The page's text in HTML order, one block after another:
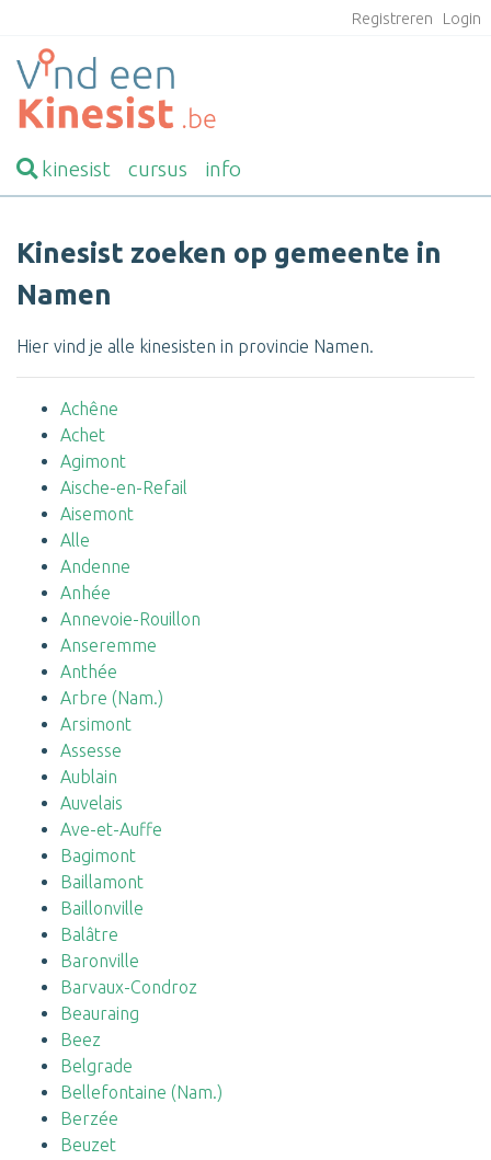
Registreren Login
kinesist cursus info
Kinesist zoeken op gemeente in
Namen
Hier vind je alle kinesisten in provincie Namen.
Achêne
Achet
Agimont
Aische-en-Refail
Aisemont
Alle
Andenne
Anhée
Annevoie-Rouillon
Anseremme
Anthée
Arbre (Nam.)
Arsimont
Assesse
Aublain
Auvelais
Ave-et-Auffe
Bagimont
Baillamont
Baillonville
Balâtre
Baronville
Barvaux-Condroz
Beauraing
Beez
Belgrade
Bellefontaine (Nam.)
Berzée
Beuzet